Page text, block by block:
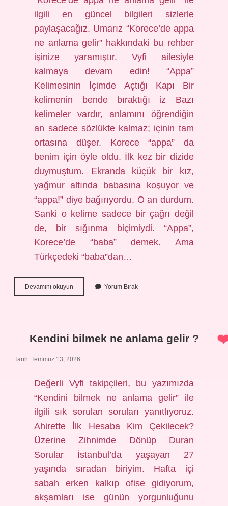
ilgili en güncel bilgileri sizlerle
paylaşacağız. Umarız “Korece’de appa
ne anlama gelir” hakkındaki bu rehber
işinize yaramıştır. Vyfi ailesiyle
kalmaya devam edin! “Appa”
Kelimesinin İçimde Açtığı Kapı Bir
kelimenin bende bıraktığı iz Bazı
kelimeler vardır, anlamını öğrendiğin
an sadece sözlükte kalmaz; içinin tam
ortasına düşer. Korece “appa” da
benim için öyle oldu. İlk kez bir dizide
duymuştum. Ekranda küçük bir kız,
yağmur altında babasına koşuyor ve
“appa!” diye bağırıyordu. O an durdum.
Sanki o kelime sadece bir çağrı değil
de, bir sığınma biçimiydi. “Appa”,
Korece’de “baba” demek. Ama
Türkçedeki “baba”dan…
Devamını okuyun Korece’de
appa
Yorum Bırak
Kendini bilmek ne anlama gelir ?
Tarih: Temmuz 13, 2026
Değerli Vyfi takipçileri, bu yazımızda
“Kendini bilmek ne anlama gelir” ile
ilgili sık sorulan soruları yanıtlıyoruz.
Ahirette İlk Hesaba Kim Çekilecek?
Üzerine Zihnimde Dönüp Duran
Sorular İstanbul’da yaşayan 27
yaşında sıradan biriyim. Hafta içi
sabah erken kalkıp ofise gidiyorum,
akşamları ise günün yorgunluğunu